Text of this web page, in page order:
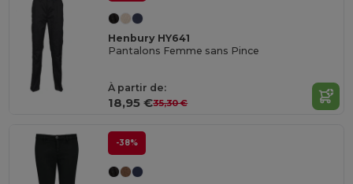
Henbury HY641
Pantalons Femme sans Pince
À partir de:
18,95 €35,30 €
-38%